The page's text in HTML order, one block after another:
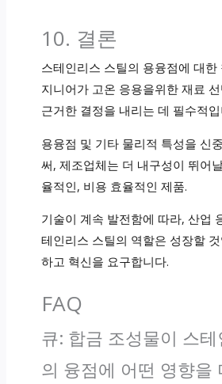
10. 결론
스테인리스 스틸의 용융점에 대한
지니어가 고온 응용을위한 재료
근거한 결정을 내리는 데 필수적입
용융점 및 기타 물리적 특성을 신
써, 제조업체는 더 내구성이 뛰어
율적인, 비용 효율적인 제품.
기술이 계속 발전함에 따라, 산업
테인리스 스틸의 역할은 성장할
하고 혁신을 요구합니다.
FAQ
큐: 합금 조성물이 스
의 융점에 어떤 영향을